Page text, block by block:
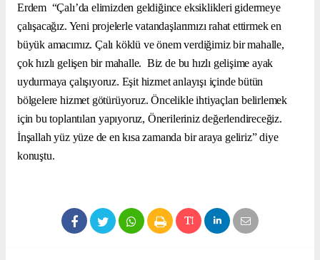
Erdem “Çalı’da elimizden geldiğince eksiklikleri gidermeye
çalışacağız. Yeni projelerle vatandaşlarımızı rahat ettirmek en
büyük amacımız. Çalı köklü ve önem verdiğimiz bir mahalle,
çok hızlı gelişen bir mahalle. Biz de bu hızlı gelişime ayak
uydurmaya çalışıyoruz. Eşit hizmet anlayışı içinde bütün
bölgelere hizmet götürüyoruz. Öncelikle ihtiyaçları belirlemek
için bu toplantıları yapıyoruz, Önerileriniz değerlendireceğiz.
İnşallah yüz yüze de en kısa zamanda bir araya geliriz” diye
konuştu.